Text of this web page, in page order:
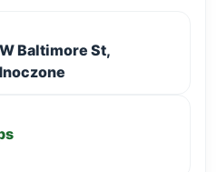
Baltimore St,